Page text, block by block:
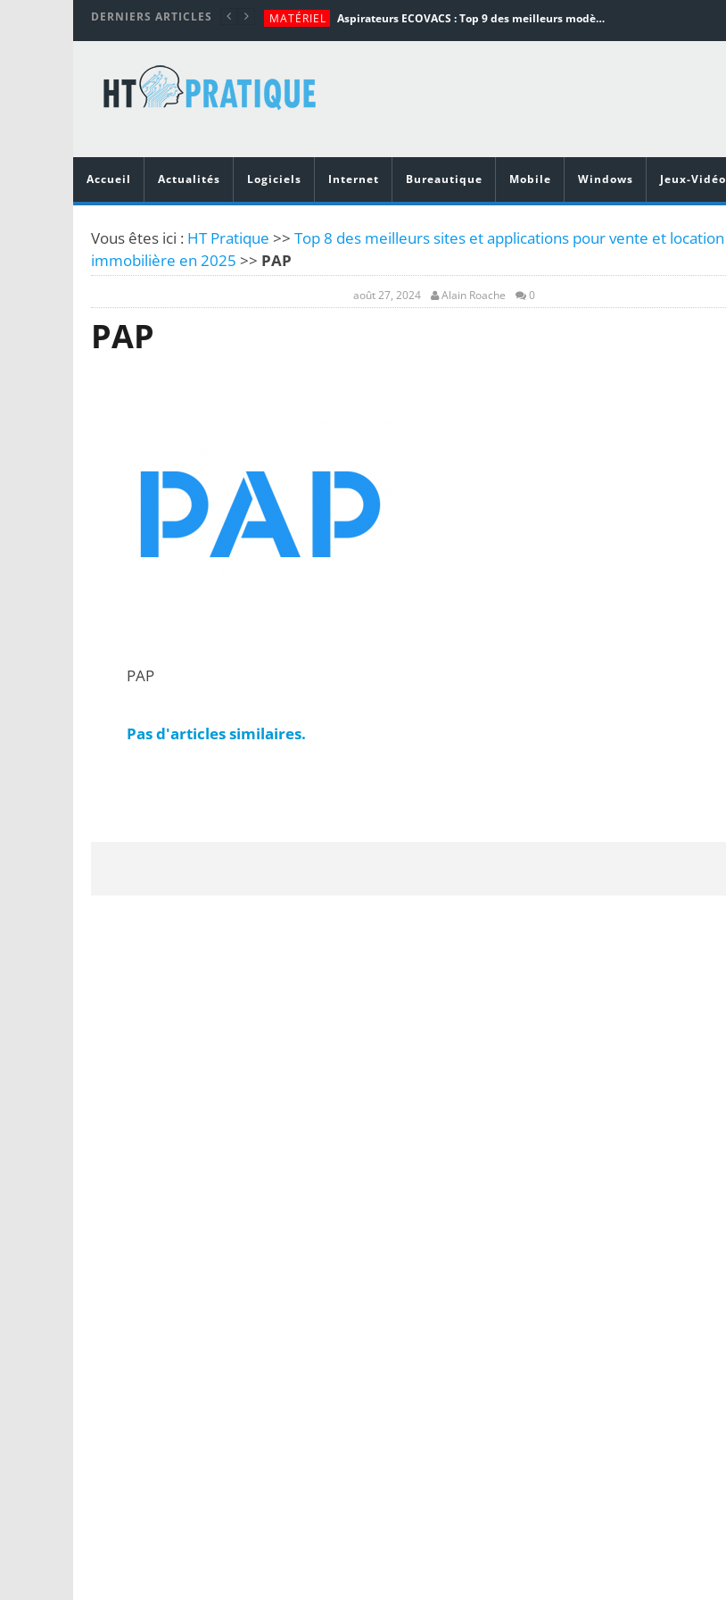
DERNIERS ARTICLES MATÉRIEL Aspirateurs ECOVACS : Top 9 des meilleurs modèles de la marque
MATÉRIEL
MOBILE
Top 10 des meilleurs jeux de cuisine pour Android
Accueil
Actualités Logiciels Internet Bureautique Mobile Windows Jeux-Vidéo
Vous êtes ici : HT Pratique >> Top 8 des meilleurs sites et applications pour vente et location
immobilière en 2025 >> PAP
août 27, 2024 Alain Roache 0
PAP
PAP
Pas d'articles similaires.